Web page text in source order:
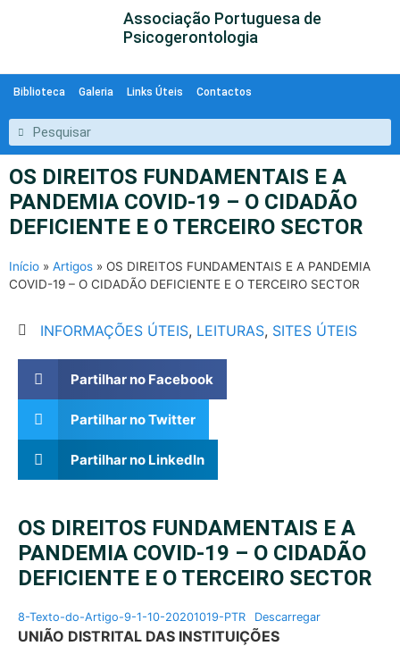
Associação Portuguesa de
Psicogerontologia
Biblioteca Galeria Links Úteis Contactos
OS DIREITOS FUNDAMENTAIS E A
PANDEMIA COVID-19 – O CIDADÃO
DEFICIENTE E O TERCEIRO SECTOR
Início » Artigos » OS DIREITOS FUNDAMENTAIS E A PANDEMIA
COVID-19 – O CIDADÃO DEFICIENTE E O TERCEIRO SECTOR
INFORMAÇÕES ÚTEIS, LEITURAS, SITES ÚTEIS
Partilhar no Facebook
Partilhar no Twitter
Partilhar no LinkedIn
OS DIREITOS FUNDAMENTAIS E A
PANDEMIA COVID-19 – O CIDADÃO
DEFICIENTE E O TERCEIRO SECTOR
8-Texto-do-Artigo-9-1-10-20201019-PTR Descarregar
UNIÃO DISTRITAL DAS INSTITUIÇÕES